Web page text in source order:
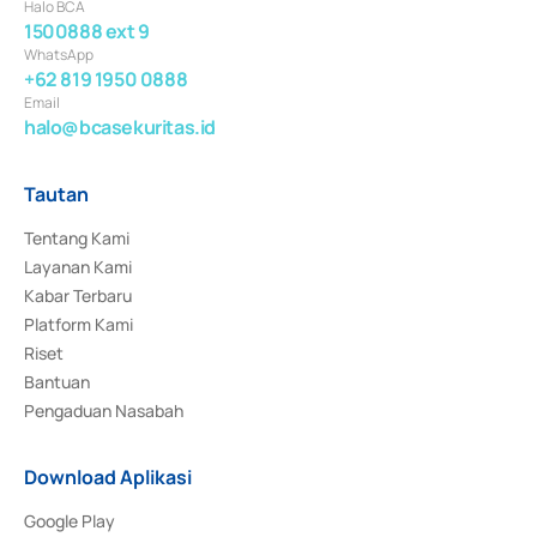
Halo BCA
1500888 ext 9
WhatsApp
+62 819 1950 0888
Email
halo@bcasekuritas.id
Tautan
Tentang Kami
Layanan Kami
Kabar Terbaru
Platform Kami
Riset
Bantuan
Pengaduan Nasabah
Download Aplikasi
Google Play